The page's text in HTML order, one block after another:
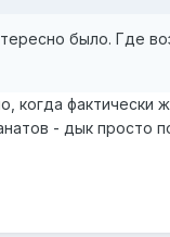
было. Где
когда фактически
- дык просто